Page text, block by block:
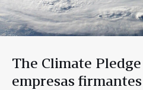
The Climate
empresas firmantes